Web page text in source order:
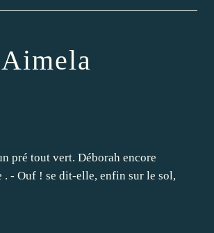
pré tout vert. Déborah encore
. - Ouf ! se dit-elle, enfin sur le sol,